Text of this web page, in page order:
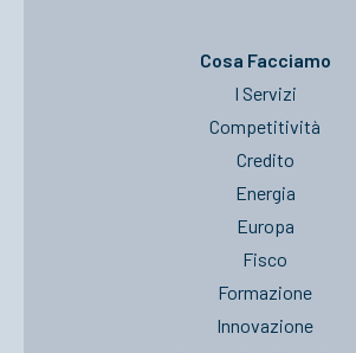
Cosa Facciamo
I Servizi
Competitività
Credito
Energia
Europa
Fisco
Formazione
Innovazione